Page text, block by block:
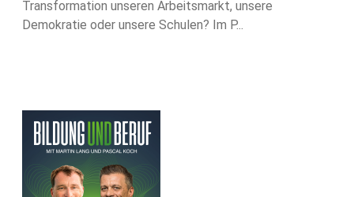
Transformation unseren Arbeitsmarkt, unsere
Demokratie oder unsere Schulen? Im P...